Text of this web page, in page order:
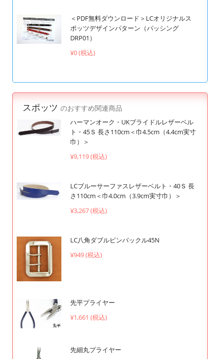
＜PDF無料ダウンロード＞LCオリジナルス
ポッツデザインパターン（パッシング
DRP01）
¥0 (税込)
スポッツ のおすすめ関連商品
ハーマンオーク・UKブライドルレザーベル
ト・45Ｓ 長さ110cm＜巾4.5cm（4.4cm実寸
巾）＞
¥9,119 (税込)
LCブルーサーファスレザーベルト・40Ｓ 長
さ110cm＜巾4.0cm（3.9cm実寸巾）＞
¥3,267 (税込)
LC八角ダブルピンバックル45N
¥949 (税込)
先平プライヤー
¥1,661 (税込)
先細丸プライヤー